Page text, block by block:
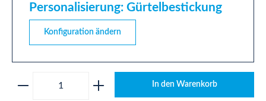
Personalisierung: Gürtelbestickung
Konfiguration ändern
Produkt Anzahl: Gib den gewünschten
In den Warenkorb